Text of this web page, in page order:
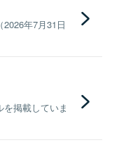
年7月31日
掲載していま